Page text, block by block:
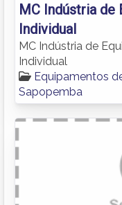
MC Indústria
Individual
MC Indústria de
Individual
Equipamentos
Sapopemba